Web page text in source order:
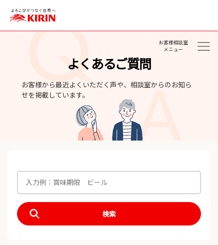
よくあるご質問
お客様から最近よくいただく声や、相談室からのお知ら
せを掲載しています。
お客様相談室
メニュー
検索